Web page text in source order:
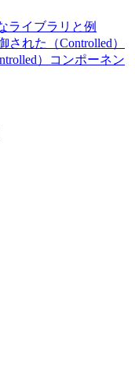
ライブラリと例
れた（Controlled）
）コンポーネン